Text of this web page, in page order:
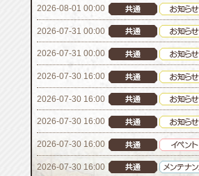
2026-08-01 00:00
2026-07-31 00:00
2026-07-31 00:00
2026-07-30 16:00
2026-07-30 16:00
2026-07-30 16:00
2026-07-30 16:00
2026-07-30 16:00